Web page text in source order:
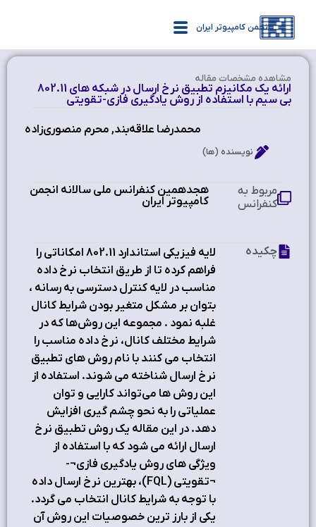
انجمن کامپیوتر ایران
مشاهده‌ مشخصات مقاله
ارائه یک مکانیزم تطبیق نرخ ارسال در شبکه های 802.11
بی سیم با استفاده از روش یادگیری فازی-تقویتی
محمدرضا علاقه‌بند, محرم منصوری‌زاده
نویسنده (ها)
هجدهمین کنفرانس ملی سالانه انجمن
کامپیوتر ایران
مربوط به
کنفرانس
لایه فیزیکی استاندارد 802.11 امکاناتی را
فراهم کرده تا از طریق انتخاب نرخ داده
مناسب در لایه کنترل دسترسی به رسانه ،
بتوان بر مشکل متغیر بودن شرایط کانال
غلبه نمود . مجموعه این روش‌ها که در
شرایط مختلف کانال، نرخ داده مناسب را
انتخاب می کنند با نام روش های تطبیق
نرخ ارسال شناخته می شوند. استفاده از
این روش ها می‌تواند کارایی و توان
عملیاتی را به نحو چشم گیری افزایش
دهد. در این مقاله یک روش تطبیق نرخ
ارسال ارائه می شود که با استفاده از
ویژگی های روش یادگیری فازی¬-
¬تقویتی (FQL)، بهترین نرخ ارسال داده
با توجه به شرایط کانال انتخاب می گردد.
یکی از بارز ترین خصوصیات این روش آن
چکیده